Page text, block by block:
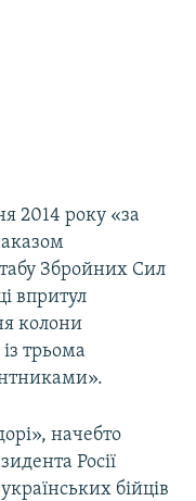
2014 року «за
Збройних Сил
впритул
колони
трьома
начебто
Росії
бійців